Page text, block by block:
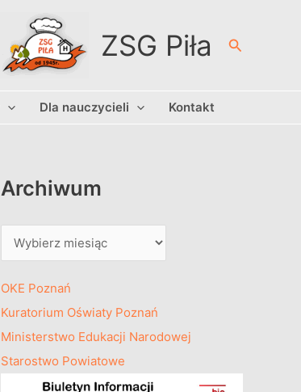
ZSG Piła Szukaj
Dla nauczycieli Kontakt
Archiwum
m
OKE Poznań
Kuratorium Oświaty Poznań
Ministerstwo Edukacji Narodowej
Starostwo Powiatowe